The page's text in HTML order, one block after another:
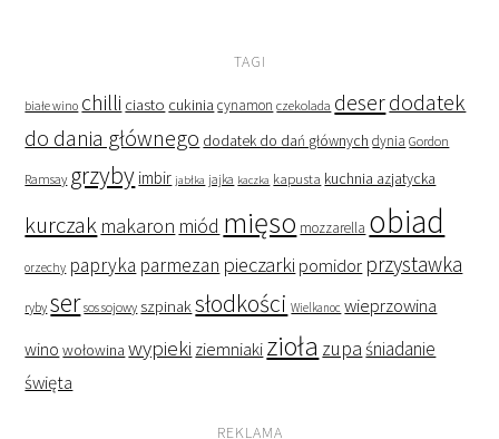
TAGI
białe wino chilli ciasto cukinia cynamon czekolada deserdodatek
do dania głównego dodatek do dań głównych dynia Gordon
Ramsay grzyby imbir jabłka jajka kaczka kapusta kuchnia azjatycka
kurczak makaron miód mięso mozzarella obiad
orzechy papryka parmezan pieczarki pomidor przystawka
ryby ser sos sojowy szpinaksłodkości Wielkanoc wieprzowina
wino wołowina wypieki ziemniaki zioła zupaśniadanie
święta
REKLAMA